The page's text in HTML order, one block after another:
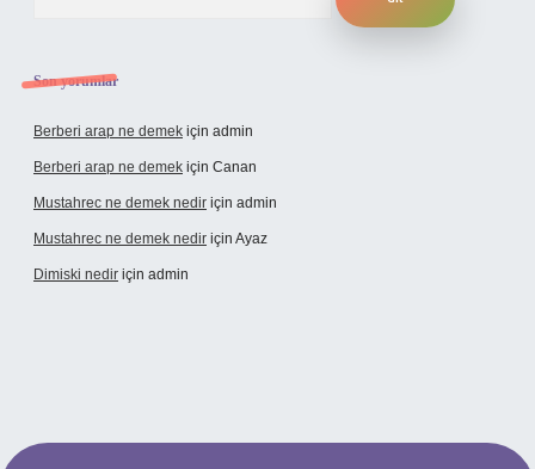
Son yorumlar
Berberi arap ne demek için admin
Berberi arap ne demek için Canan
Mustahrec ne demek nedir için admin
Mustahrec ne demek nedir için Ayaz
Dimiski nedir için admin
güncel adresi